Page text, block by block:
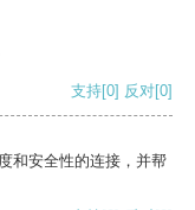
支持[0] 反对[0]
和安全性的连接，并帮